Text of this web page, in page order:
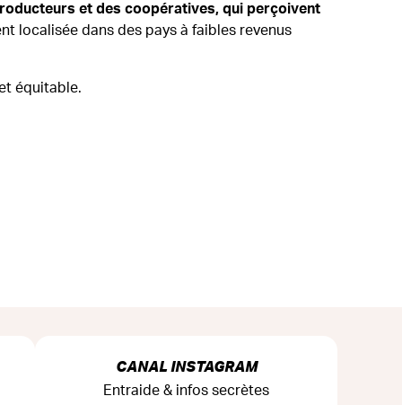
et des coopératives, qui perçoivent
localisée dans des pays à faibles revenus
équitable.
CANAL INSTAGRAM
Entraide & infos secrètes